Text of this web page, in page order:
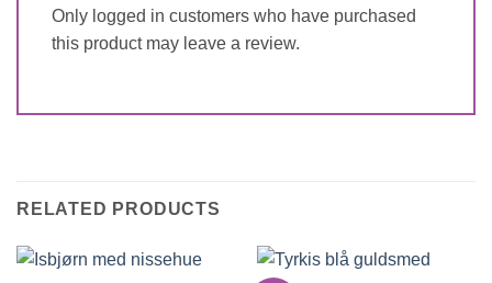
Only logged in customers who have purchased
this product may leave a review.
RELATED PRODUCTS